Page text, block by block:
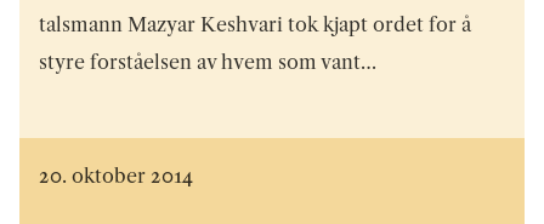
talsmann Mazyar Keshvari tok kjapt ordet for å
styre forståelsen av hvem som vant…
20. oktober 2014